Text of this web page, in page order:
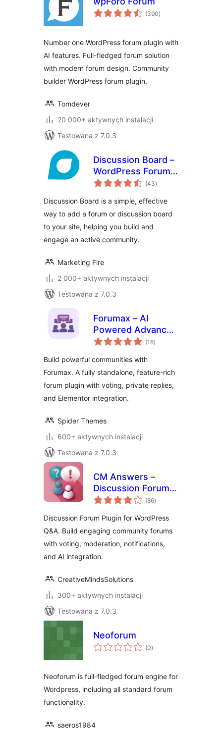
(390wszystkich
ocen
)
Number one WordPress forum plugin with
AI features. Full-fledged forum solution
with modern forum design. Community
builder WordPress forum plugin.
Tomdever
20 000+ aktywnych instalacji
Testowana z 7.0.3
Discussion Board –
WordPress Forum
Plugin
(43wszystkich
ocen
)
Discussion Board is a simple, effective
way to add a forum or discussion board
to your site, helping you build and
engage an active community.
Marketing Fire
2 000+ aktywnych instalacji
Testowana z 7.0.3
Forumax – AI
Powered Advanced
Community Forum
(18wszystkich
ocen
)
Build powerful communities with
Forumax. A fully standalone, feature-rich
forum plugin with voting, private replies,
and Elementor integration.
Spider Themes
600+ aktywnych instalacji
Testowana z 7.0.3
CM Answers –
Discussion Forum
Plugin for
(86wszystkich
ocen
)
Discussion Forum Plugin for WordPress
Q&A. Build engaging community forums
with voting, moderation, notifications,
and AI integration.
CreativeMindsSolutions
300+ aktywnych instalacji
Testowana z 7.0.3
Neoforum
(0wszystkich
ocen
)
Neoforum is full-fledged forum engine for
Wordpress, including all standard forum
functionality.
saeros1984